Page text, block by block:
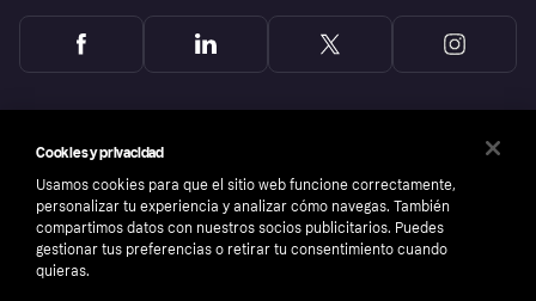
Cookies y privacidad
Usamos cookies para que el sitio web funcione correctamente,
personalizar tu experiencia y analizar cómo navegas. También
compartimos datos con nuestros socios publicitarios. Puedes
gestionar tus preferencias o retirar tu consentimiento cuando
quieras.